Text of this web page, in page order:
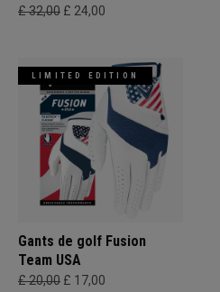
£ 32,00 £ 24,00
LIMITED EDITION
Gants de golf Fusion
Team USA
£ 20,00 £ 17,00